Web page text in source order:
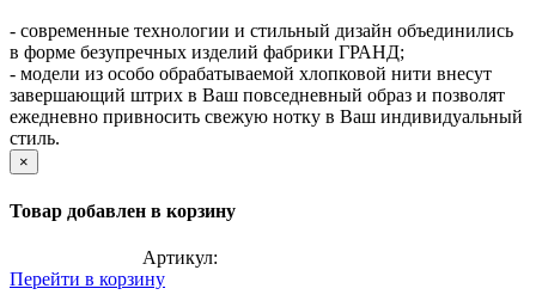
- современные технологии и стильный дизайн объединились
в форме безупречных изделий фабрики ГРАНД;
- модели из особо обрабатываемой хлопковой нити внесут
завершающий штрих в Ваш повседневный образ и позволят
ежедневно привносить свежую нотку в Ваш индивидуальный
стиль.
×
Товар добавлен в корзину
Артикул:
Перейти в корзину